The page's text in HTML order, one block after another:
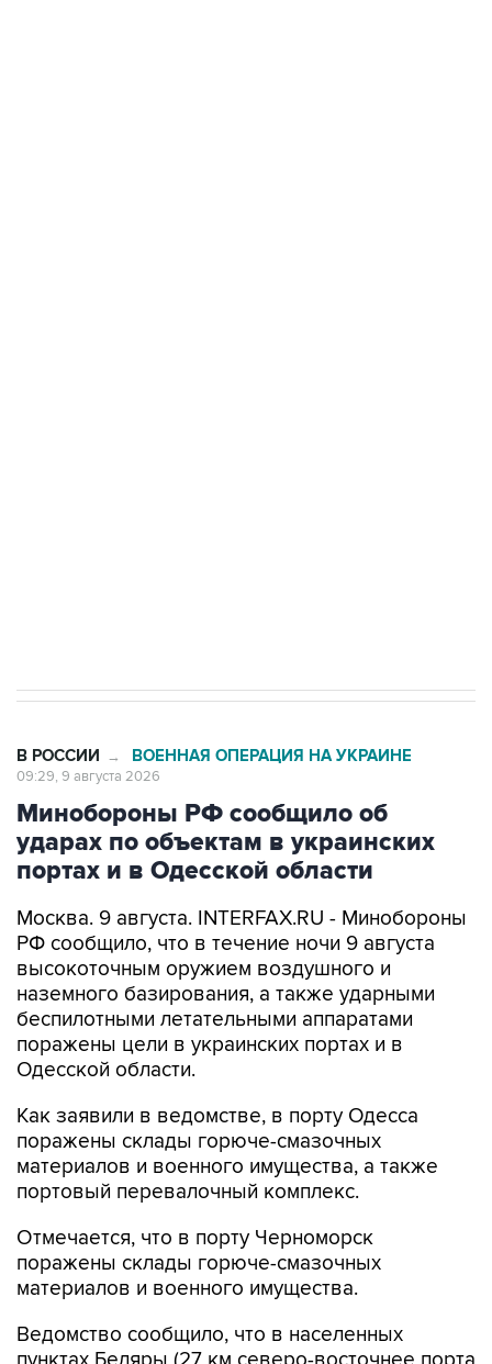
В РОССИИ → ВОЕННАЯ ОПЕРАЦИЯ НА УКРАИНЕ
09:29, 9 августа 2026
Минобороны РФ сообщило об
ударах по объектам в украинских
портах и в Одесской области
Москва. 9 августа. INTERFAX.RU - Минобороны
РФ сообщило, что в течение ночи 9 августа
высокоточным оружием воздушного и
наземного базирования, а также ударными
беспилотными летательными аппаратами
поражены цели в украинских портах и в
Одесской области.
Как заявили в ведомстве, в порту Одесса
поражены склады горюче-смазочных
материалов и военного имущества, а также
портовый перевалочный комплекс.
Отмечается, что в порту Черноморск
поражены склады горюче-смазочных
материалов и военного имущества.
Ведомство сообщило, что в населенных